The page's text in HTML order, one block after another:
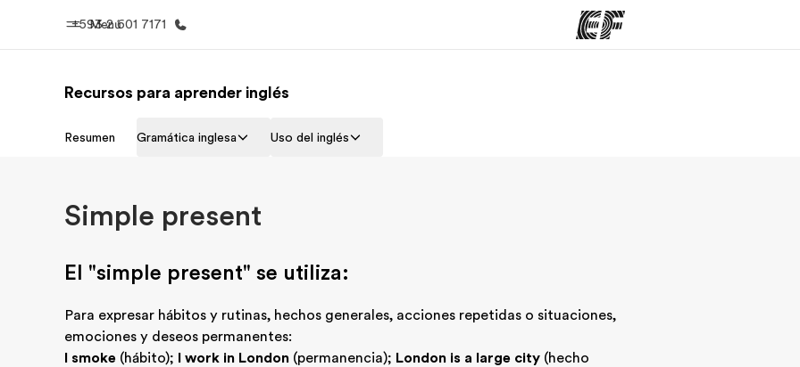
Menú
+593 2 601 7171
Inicio
Recursos para aprender inglés
Resumen Gramática inglesa Uso del inglés
Simple present
El "simple present" se utiliza:
Para expresar hábitos y rutinas, hechos generales, acciones repetidas o situaciones,
emociones y deseos permanentes:
I smoke (hábito); I work in London (permanencia); London is a large city (hecho